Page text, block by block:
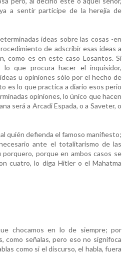
a sentir partícipe de la herejía de
ideas sobre las cosas -en
de adscribir esas ideas a
como es en este caso Losantos. Si
lo que procura hacer el inquisidor,
u opiniones sólo por el hecho de
es lo que practica a diario esos perio
opiniones, lo único que hacen
será a Arcadi Espada, o a Saveter, o
quién defienda el famoso manifiesto;
ante el totalitarismo de las
porque en ambos casos se
cuatro, lo diga Hitler o el Mahatma
chocamos en lo de siempre; por
como señalas, pero eso no signifoca
como si el discurso, el habla, fuera